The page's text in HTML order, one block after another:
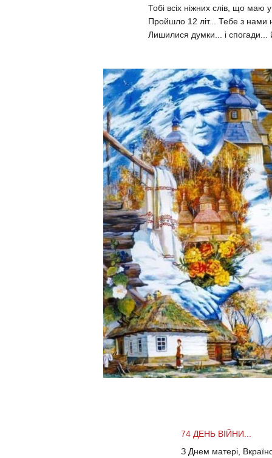
Тобі всіх ніжних слів, що маю
Пройшло 12 літ... Тебе з нами
Лишилися думки... і спогади...
74 ДЕНЬ ВІЙНИ...
З Днем матері,